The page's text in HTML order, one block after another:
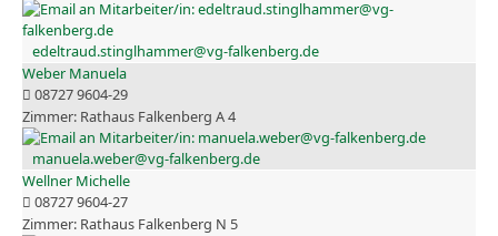
edeltraud.stinglhammer@vg-falkenberg.de
Weber Manuela
08727 9604-29
Rathaus Falkenberg A 4
manuela.weber@vg-falkenberg.de
Wellner Michelle
08727 9604-27
Rathaus Falkenberg N 5